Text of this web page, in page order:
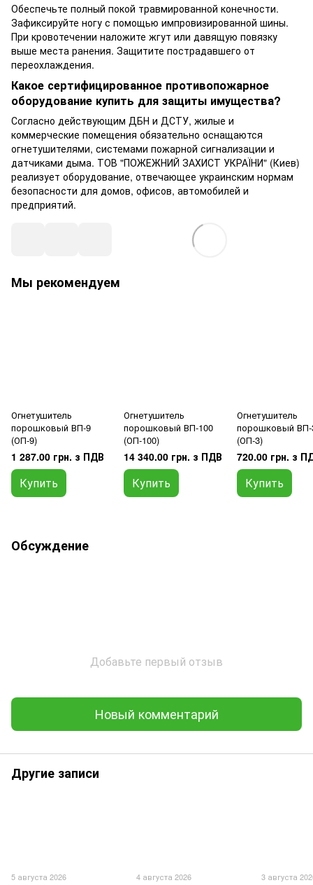
Обеспечьте полный покой травмированной конечности.
Зафиксируйте ногу с помощью импровизированной шины.
При кровотечении наложите жгут или давящую повязку
выше места ранения. Защитите пострадавшего от
переохлаждения.
Какое сертифицированное противопожарное
оборудование купить для защиты имущества?
Согласно действующим ДБН и ДСТУ, жилые и
коммерческие помещения обязательно оснащаются
огнетушителями, системами пожарной сигнализации и
датчиками дыма. ТОВ "ПОЖЕЖНИЙ ЗАХИСТ УКРАЇНИ" (Киев)
реализует оборудование, отвечающее украинским нормам
безопасности для домов, офисов, автомобилей и
предприятий.
Мы рекомендуем
Огнетушитель
порошковый ВП-9
(ОП-9)
1 287.00 грн. з ПДВ
Купить
Огнетушитель
порошковый ВП-100
(ОП-100)
14 340.00 грн. з ПДВ
Купить
Огнетушитель
порошковый ВП-
(ОП-3)
720.00 грн. з
Купить
Обсуждение
Добавьте первый отзыв
Новый комментарий
Другие записи
5 августа 2026 4 августа 2026 3 августа